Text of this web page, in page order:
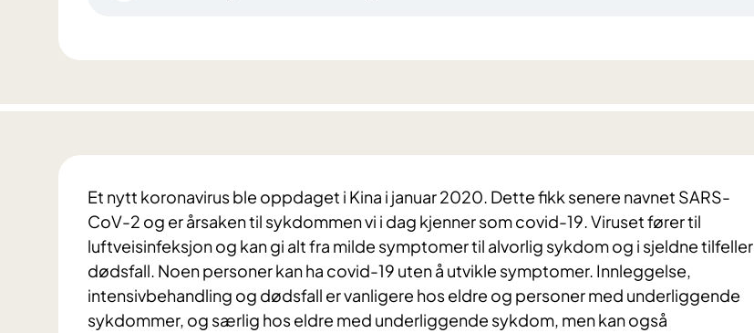
Et nytt koronavirus ble oppdaget i Kina i januar 2020. Dette fikk senere navnet SARS-
CoV-2 og er årsaken til sykdommen vi i dag kjenner som covid-19. Viruset fører til
luftveisinfeksjon og kan gi alt fra milde symptomer til alvorlig sykdom og i sjeldne tilfeller
dødsfall. Noen personer kan ha covid-19 uten å utvikle symptomer. Innleggelse,
intensivbehandling og dødsfall er vanligere hos eldre og personer med underliggende
sykdommer, og særlig hos eldre med underliggende sykdom, men kan også